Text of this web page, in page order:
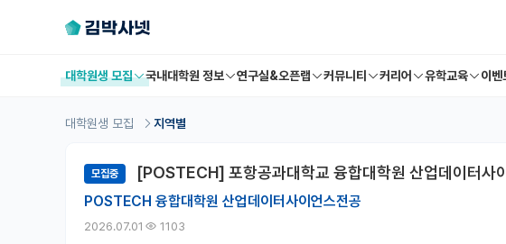
대학원생 모집 국내대학원 정보 연구실&오픈랩 커뮤니티 커리어 유학교육 이벤
대학원생 모집 지역별
모집중 [POSTECH] 포항공과대학교 융합대학원 산업데이터
POSTECH 융합대학원 산업데이터사이언스전공
2026.07.01 1103